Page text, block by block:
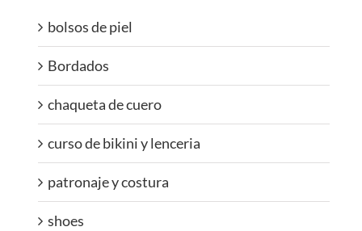
bolsos de piel
Bordados
chaqueta de cuero
curso de bikini y lenceria
patronaje y costura
shoes